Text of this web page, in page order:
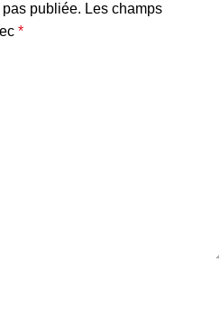
publiée. Les champs
*